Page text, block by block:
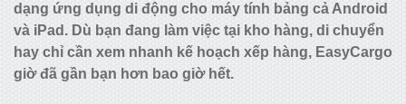
dạng ứng dụng di động cho máy tính bảng cả Android
và iPad. Dù bạn đang làm việc tại kho hàng, di chuyển
hay chỉ cần xem nhanh kế hoạch xếp hàng, EasyCargo
giờ đã gần bạn hơn bao giờ hết.